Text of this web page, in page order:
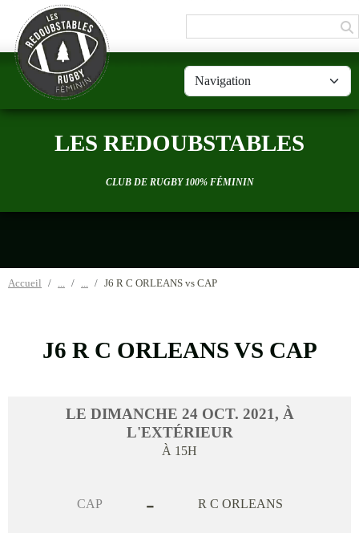
LES REDOUBSTABLES
CLUB DE RUGBY 100% FÉMININ
Accueil J6 R C ORLEANS vs CAP
J6 R C ORLEANS VS CAP
LE DIMANCHE 24 OCT. 2021, À
L'EXTÉRIEUR
À 15H
CAP - R C ORLEANS
Panneau de gestion des cookies